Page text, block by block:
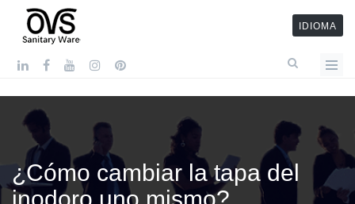
IDIOMA
¿Cómo cambiar la tapa del